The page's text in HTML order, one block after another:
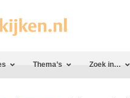
Thema’s Zoek in…